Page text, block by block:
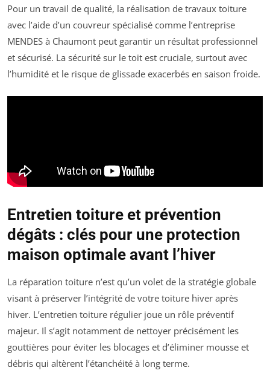
Pour un travail de qualité, la réalisation de travaux toiture
avec l’aide d’un couvreur spécialisé comme l’entreprise
MENDES à Chaumont peut garantir un résultat professionnel
et sécurisé. La sécurité sur le toit est cruciale, surtout avec
l’humidité et le risque de glissade exacerbés en saison froide.
Entretien toiture et prévention
dégâts : clés pour une protection
maison optimale avant l’hiver
La réparation toiture n’est qu’un volet de la stratégie globale
visant à préserver l’intégrité de votre toiture hiver après
hiver. L’entretien toiture régulier joue un rôle préventif
majeur. Il s’agit notamment de nettoyer précisément les
gouttières pour éviter les blocages et d’éliminer mousse et
débris qui altèrent l’étanchéité à long terme.